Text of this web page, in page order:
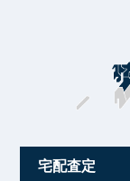
宅配査定